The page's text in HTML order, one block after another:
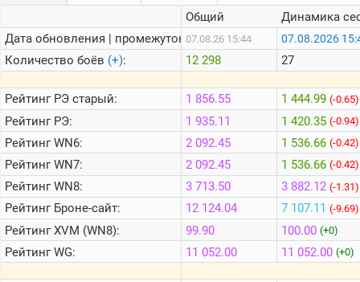
Онлайн
Цветовая
шкала
Теlegram
ВК
Портал
Мира
Танков
Дата обновления | промежуток:
Количество боёв (+):
РейтингРЭ старый:
РейтингРЭ:
РейтингWN6:
РейтингWN7:
РейтингWN8:
РейтингБроне-сайт:
РейтингXVM (WN8):
РейтингWG:
Общий
07.08.26 15:44
12 298
1 856.55
1 935.11
2 092.45
2 092.45
3 713.50
12 124.04
99.90
11 052.00
Динамика
07.08.2026
27
1 444.99 (-0.65)
1 420.35 (-0.94)
1 536.66 (-0.42)
1 536.66 (-0.42)
3 882.12 (-1.31)
7 107.11 (-9.69)
100.00 (+0)
11 052.00 (+0)